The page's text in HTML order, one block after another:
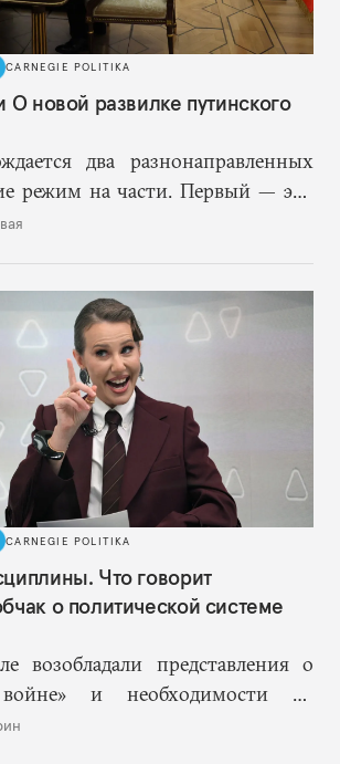
CARNEGIE POLITIKA
О новой развилке путинского
два разнонаправленных
режим на части. Первый — это
войны, где эскалация влечет за
на компетентность в принятии
целеполагание.
CARNEGIE POLITIKA
Что говорит
о политической системе
возобладали представления о
и необходимости не
в обществе», то Ксения